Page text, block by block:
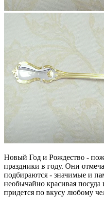
Новый Год и Рождество -
праздники в году. Они
подбираются - значимые и
необычайно красивая посуда
придется по вкусу любому